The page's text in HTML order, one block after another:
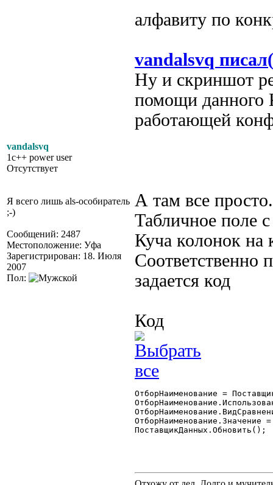
vandalsvq
1c++ power user
Отсутствует
Я всего лишь als-особиратель
;-)
Сообщений: 2487
Местоположение: Уфа
Зарегистрирован: 18. Июля
2007
Пол:
алфавиту по
vandalsvq
Ну и скриншот
помощи данного
работающей
А там все просто.
Табличное поле
Куча колонок
Соответственно
задается код
Код
ОтборНаименование =
ОтборНаименование.Значение
ПоставщикДанных.Обновить();